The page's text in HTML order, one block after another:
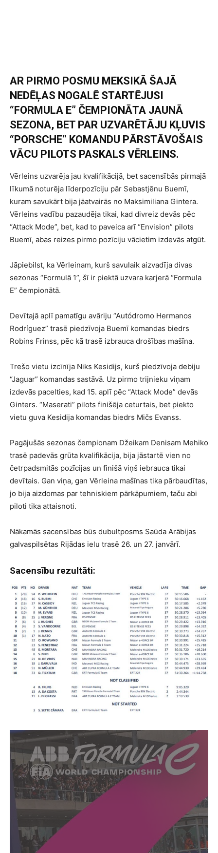
AR PIRMO POSMU MEKSIKĀ ŠAJĀ
NEDĒĻAS NOGALĒ STARTĒJUSI
“FORMULA E” ČEMPIONĀTA JAUNĀ
SEZONA, BET PAR UZVARĒTĀJU KĻUVIS
“PORSCHE” KOMANDU PĀRSTĀVOŠAIS
VĀCU PILOTS PASKALS VĒRLEINS.
Vērleins uzvarēja jau kvalifikācijā, bet sacensībās pirmajā
līkumā noturēja līderpozīciju pār Sebastjēnu Buemī,
kuram savukārt bija jāatvairās no Maksimiliana Gintera.
Vērleins vadību pazaudēja tikai, kad divreiz devās pēc
“Attack Mode”, bet, kad to paveica arī “Envision” pilots
Buemī, abas reizes pirmo pozīciju vācietim izdevās atgūt.
Jāpiebilst, ka Vērleinam, kurš savulaik aizvadīja divas
sezonas “Formulā 1”, šī ir piektā uzvara karjerā “Formula
E” čempionātā.
Devītajā aplī pamatīgu avāriju “Autódromo Hermanos
Rodríguez” trasē piedzīvoja Buemī komandas biedrs
Robins Frinss, pēc kā trasē izbrauca drošības mašīna.
Trešo vietu izcīnīja Niks Kesidijs, kurš piedzīvoja debiju
“Jaguar” komandas sastāvā. Uz pirmo trijnieku viņam
izdevās pacelties, kad 15. aplī pēc “Attack Mode” devās
Ginters. “Maserati” pilots finišēja ceturtais, bet piekto
vietu guva Kesidija komandas biedrs Mičs Evanss.
Pagājušās sezonas čempionam Džeikam Denisam Mehiko
trasē padevās grūta kvalifikācija, bija jāstartē vien no
četrpadsmitās pozīcijas un finišā viņš iebrauca tikai
devītais. Gan viņa, gan Vērleina mašīnas tika pārbaudītas,
jo bija aizdomas par tehniskiem pārkāpumiem, taču abi
piloti tika attaisnoti.
Nākamās sacensības būs dubultposms Saūda Arābijas
galvaspilsētas Rijādas ielu trasē 26. un 27. janvārī.
Sacensību rezultāti: